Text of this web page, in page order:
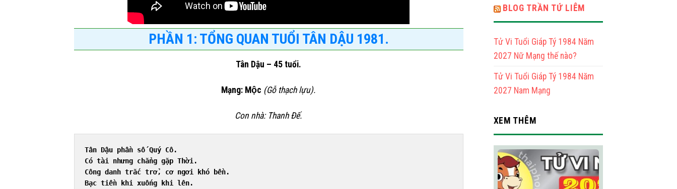
PHẦN 1: TỔNG QUAN TUỔI TÂN DẬU 1981.
Tân Dậu – 45 tuổi.
Mạng: Mộc (Gỗ thạch lựu).
Con nhà: Thanh Đế.
Tân Dậu phần số Quý Cô.
Có tài nhưng chẳng gặp Thời.
Công danh trắc trở, cơ ngơi khó bền.
Bạc tiền khi xuống khi lên.
BLOG TRẦN TỨ LIÊM
Tử Vi Tuổi Giáp Tý 1984 Năm
2027 Nữ Mạng thế nào?
Tử Vi Tuổi Giáp Tý 1984 Năm
2027 Nam Mạng
XEM THÊM